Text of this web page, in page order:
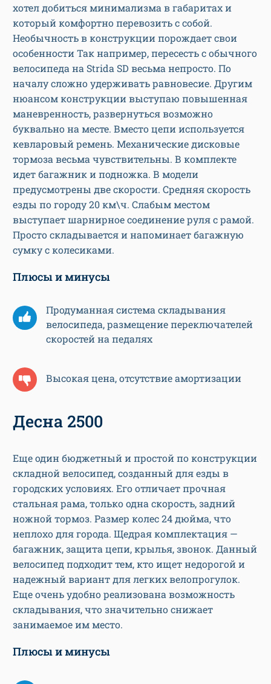
хотел добиться минимализма в габаритах и
который комфортно перевозить с собой.
Необычность в конструкции порождает свои
особенности Так например, пересесть с обычного
велосипеда на Strida SD весьма непросто. По
началу сложно удерживать равновесие. Другим
нюансом конструкции выступаю повышенная
маневренность, развернуться возможно
буквально на месте. Вместо цепи используется
кевларовый ремень. Механические дисковые
тормоза весьма чувствительны. В комплекте
идет багажник и подножка. В модели
предусмотрены две скорости. Средняя скорость
езды по городу 20 км\ч. Слабым местом
выступает шарнирное соединение руля с рамой.
Просто складывается и напоминает багажную
сумку с колесиками.
Плюсы и минусы
Продуманная система складывания
велосипеда, размещение переключателей
скоростей на педалях
Высокая цена, отсутствие амортизации
Десна 2500
Еще один бюджетный и простой по конструкции
складной велосипед, созданный для езды в
городских условиях. Его отличает прочная
стальная рама, только одна скорость, задний
ножной тормоз. Размер колес 24 дюйма, что
неплохо для города. Щедрая комплектация —
багажник, защита цепи, крылья, звонок. Данный
велосипед подходит тем, кто ищет недорогой и
надежный вариант для легких велопрогулок.
Еще очень удобно реализована возможность
складывания, что значительно снижает
занимаемое им место.
Плюсы и минусы